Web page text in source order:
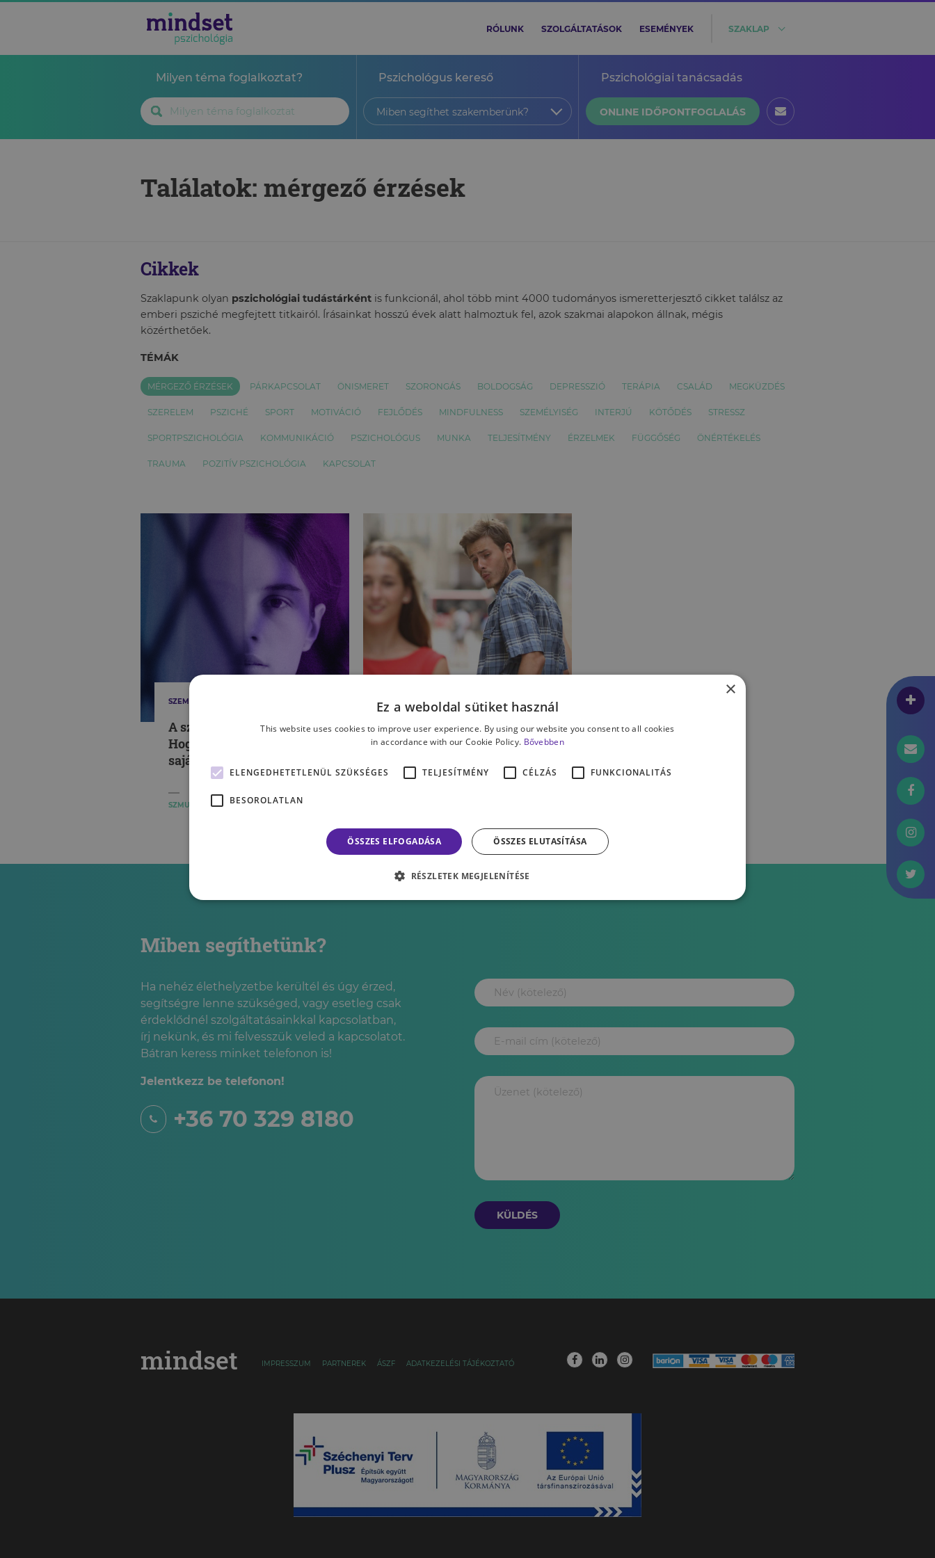
RÓLUNK SZOLGÁLTATÁSOK ESEMÉNYEK SZAKLAP
Milyen téma foglalkoztat? Pszichológus kereső
Miben segíthet szakemberünk?
Pszichológiai tanácsadás
ONLINE IDŐPONTFOGLALÁS
Találatok: mérgező érzések
Cikkek
Szaklapunk olyan pszichológiai tudástárként is funkcionál, ahol több mint 4000 tudományos ismeretterjesztő cikket találsz az
emberi psziché megfejtett titkairól. Írásainkat hosszú évek alatt halmoztuk fel, azok szakmai alapokon állnak, mégis
közérthetőek.
TÉMÁK
MÉRGEZŐ ÉRZÉSEK PÁRKAPCSOLAT ÖNISMERET SZORONGÁS BOLDOGSÁG DEPRESSZIÓ TERÁPIA CSALÁD MEGKÜZDÉS
SZERELEM PSZICHÉ SPORT MOTIVÁCIÓ FEJLŐDÉS MINDFULNESS SZEMÉLYISÉG INTERJÚ KÖTŐDÉS STRESSZ
SPORTPSZICHOLÓGIA KOMMUNIKÁCIÓ PSZICHOLÓGUS MUNKA TELJESÍTMÉNY ÉRZELMEK FÜGGŐSÉG ÖNÉRTÉKELÉS
TRAUMA POZITÍV PSZICHOLÓGIA KAPCSOLAT
SZEMÉLYISÉG
A szégyen börtönében –
Hogyan zár el minket
saját magunktól?
SZMUTKU BERNADETT
ÉLET & PSZICHOLÓGIA
Irigység vagy
féltékenység? Számít a
Miben segíthetünk?
Ha nehéz élethelyzetbe kerültél és úgy érzed,
segítségre lenne szükséged, vagy esetleg csak
érdeklődnél szolgáltatásainkkal kapcsolatban,
írj nekünk, és mi felvesszük veled a kapcsolatot.
Bátran keress minket telefonon is!
Jelentkezz be telefonon!
+36 70 329 8180
KÜLDÉS
mindset IMPRESSZUM PARTNEREK ÁSZF ADATKEZELÉSI TÁJÉKOZTATÓ
×
Ez a weboldal sütiket használ
This website uses cookies to improve user experience. By using our website you consent to all cookies
in accordance with our Cookie Policy. Bővebben
ELENGEDHETETLENÜL SZÜKSÉGES TELJESÍTMÉNY CÉLZÁS FUNKCIONALITÁS
BESOROLATLAN
ÖSSZES ELFOGADÁSA ÖSSZES ELUTASÍTÁSA
RÉSZLETEK MEGJELENÍTÉSE